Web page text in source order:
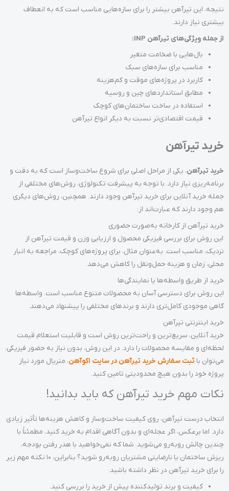
نتیجه، این تیرآهن بیشتر را برای سازه‌هایی مناسب است که به انعطاف
بیشتری نیاز دارند.
از جمله ویژگی‌های تیرآهن INP:
بال‌هایی با ضخامت متغیر
مناسب برای سازه‌های سبک
کاربرد در پروژه‌های موقت و کم‌هزینه
مطابق استانداردهای چین و روسیه
استفاده در ساخت ساختمان‌های کوچک
قیمت اقتصادی‌تر نسبت به دیگر انواع تیرآهن
خرید تیرآهن
خرید تیرآهن، یکی از مراحل اصلی برای شروع ساخت‌وساز است که به دقت و
برنامه‌ریزی نیاز دارد. با توجه به پیشرفت تکنولوژی، روش‌های مختلفی از
جمله خرید آنلاین برای خرید تیرآهن وجود دارند. همچنین، روش‌های دیگری
هم وجود دارند که عبارت‌اند از:
خرید تیرآهن از کارخانه به‌صورت حضوری
این روش برای بررسی فیزیکی محصول و ارزیابی وزن و قیمت تیرآهن از
نزدیک، مناسب است. به‌عنوان مثال، برای پروژه‌های کوچک، مراجعه به انبار
محلی، زمان و هزینه حمل‌ونقل را کاهش می‌دهد.
خرید از طریق واسطه‌ها یا نمایندگی‌ها
این روش برای دسترسی آسان به محصولات متنوع مناسب است. واسطه‌ها
گاهی موجودی کامل‌تری دارند و برندهای مختلفی را پیشنهاد می‌دهند.
خرید اینترنتی تیرآهن
خرید آنلاین، سریع‌ترین و راحت‌ترین روش است و قابلیت استعلام قیمت
لحظه‌ای و مقایسه محصولات را دارد. در این روش، بدون نیاز به حضور فیزیکی،
می‌توان با ثبت سفارش خرید تیرآهن در سایت اکوآهن، متریال مورد نیاز
پروژه خود را بدون هیچ محدودیتی تامین کنید.
نکات مهم خرید تیرآهن که باید بدانید!
انتخاب درست تیرآهن، روی کیفیت ساخت‌وساز و کاهش هزینه‌ها تأثیر زیادی
دارد. اما برعکس، اگر عجله‌ای و بدون آگاهی اقدام به خرید کنید، مطمئناً با
چندین چالش روبه‌رو می‌شوید. شما که نمی‌خواهید با هدر رفتن بودجه،
ریزش ساختمان یا نارضایتی مشتریان روبه‌رو شوید؟ بنابراین، 10 نکته مهم زیر
را برای خرید تیرآهن در نظر داشته باشید:
کیفیت و برند تولیدکننده پیش از خرید را بررسی کنید.